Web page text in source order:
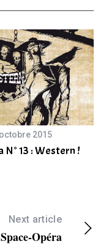
2015
N° 13 : Western !
Next article
Opéra